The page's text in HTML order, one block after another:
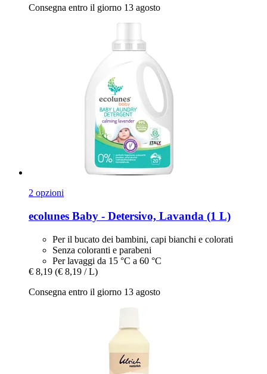
Consegna entro il giorno 13 agosto
2 opzioni
ecolunes Baby -​ Detersivo, Lavanda (1 L)
Per il bucato dei bambini, capi bianchi e colorati
Senza coloranti e parabeni
Per lavaggi da 15 °C a 60 °C
€ 8,19 (€ 8,19 / L)
Consegna entro il giorno 13 agosto